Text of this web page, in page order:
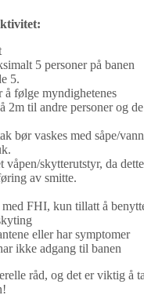
5 personer på banen
5.
å følge myndighetenes
2m til andre personer og de
bør vaskes med såpe/vann
skytterutstyr, da dette
av smitte.
FHI, kun tillatt å
eller har symptomer
ikke adgang til banen
råd, og det er viktig å